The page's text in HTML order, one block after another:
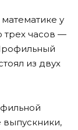
у
трех часов —
из двух
выпускники,